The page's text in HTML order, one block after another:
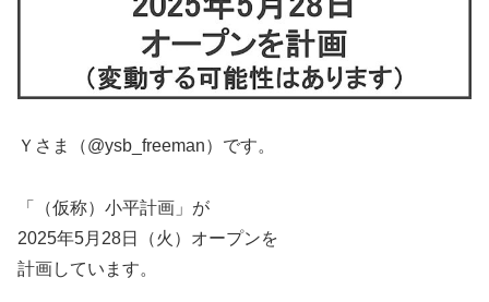
Ｙさま（@ysb_freeman）です。
「（仮称）小平計画」が
2025年5月28日（火）オープンを
計画しています。